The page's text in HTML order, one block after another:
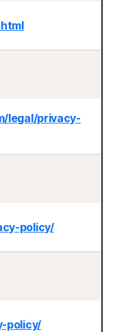
legal/privacy-
policy/
policy/